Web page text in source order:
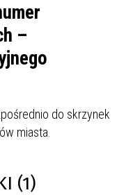
–
do skrzynek
miasta.
(1)